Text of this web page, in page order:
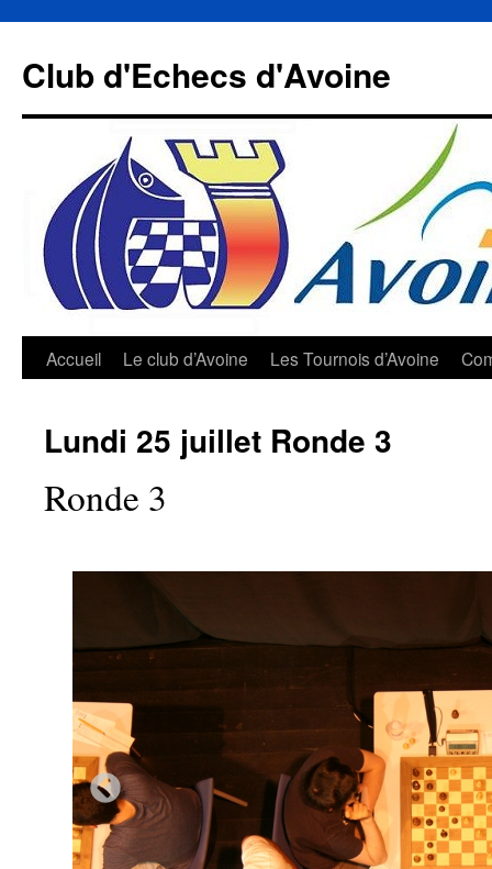
contenu
Club d'Echecs d'Avoine
Accueil Le club d’Avoine Les Tournois d’Avoine
Lundi 25 juillet Ronde 3
Ronde 3